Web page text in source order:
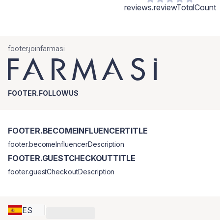
reviews.reviewTotalCount
footer.joinfarmasi
FOOTER.FOLLOWUS
ES
FOOTER.BECOMEINFLUENCERTITLE
footer.becomeInfluencerDescription
FOOTER.GUESTCHECKOUTTITLE
footer.guestCheckoutDescription